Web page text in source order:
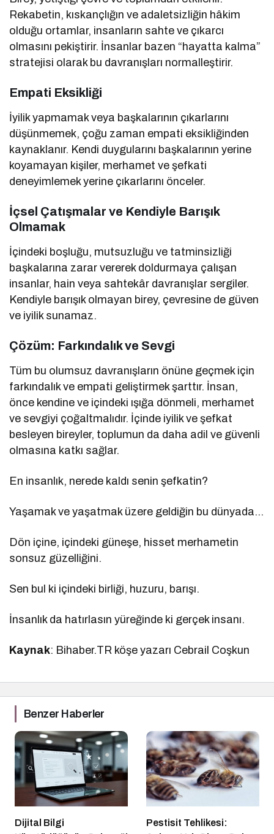
Rekabetin, kıskançlığın ve adaletsizliğin hâkim
olduğu ortamlar, insanların sahte ve çıkarcı
olmasını pekiştirir. İnsanlar bazen “hayatta kalma”
stratejisi olarak bu davranışları normalleştirir.
Empati Eksikliği
İyilik yapmamak veya başkalarının çıkarlarını
düşünmemek, çoğu zaman empati eksikliğinden
kaynaklanır. Kendi duygularını başkalarının yerine
koyamayan kişiler, merhamet ve şefkati
deneyimlemek yerine çıkarlarını önceler.
İçsel Çatışmalar ve Kendiyle Barışık
Olmamak
İçindeki boşluğu, mutsuzluğu ve tatminsizliği
başkalarına zarar vererek doldurmaya çalışan
insanlar, hain veya sahtekâr davranışlar sergiler.
Kendiyle barışık olmayan birey, çevresine de güven
ve iyilik sunamaz.
Çözüm: Farkındalık ve Sevgi
Tüm bu olumsuz davranışların önüne geçmek için
farkındalık ve empati geliştirmek şarttır. İnsan,
önce kendine ve içindeki ışığa dönmeli, merhamet
ve sevgiyi çoğaltmalıdır. İçinde iyilik ve şefkat
besleyen bireyler, toplumun da daha adil ve güvenli
olmasına katkı sağlar.
En insanlık, nerede kaldı senin şefkatin?
Yaşamak ve yaşatmak üzere geldiğin bu dünyada…
Dön içine, içindeki güneşe, hisset merhametin
sonsuz güzelliğini.
Sen bul ki içindeki birliği, huzuru, barışı.
İnsanlık da hatırlasın yüreğinde ki gerçek insanı.
Kaynak: Bihaber.TR köşe yazarı Cebrail Coşkun
Benzer Haberler
Dijital Bilgi
Pestisit Tehlikesi: